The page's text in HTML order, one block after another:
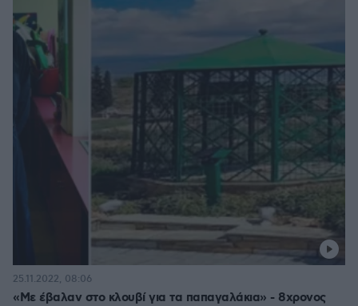
«Με έβαλαν στο κλουβί για τα παπαγαλάκια» - 8χρονος
25.11.2022, 08:06